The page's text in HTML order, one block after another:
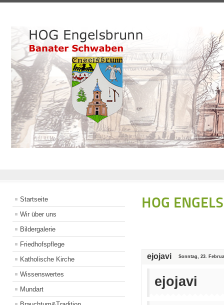
Startseite
Wir über uns
Bildergalerie
Friedhofspflege
Katholische Kirche
Wissenswertes
Mundart
HOG
ejojavi Sonntag, 23.
ejojavi